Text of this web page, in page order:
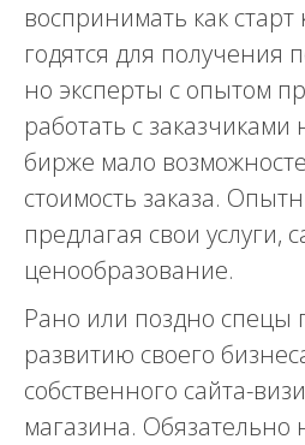
воспринимать как
годятся для получения
но эксперты с опытом
работать с
бирже мало
стоимость заказа.
предлагая свои услуги,
ценообразование.
Рано или поздно спецы
развитию своего
собственного сайта-
магазина. Обязательно